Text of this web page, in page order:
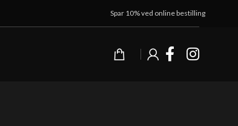
Spar 10% ved online bestilling